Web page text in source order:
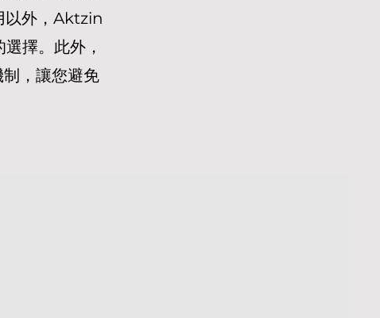
以外，Aktzin
擇。此外，
，讓您避免